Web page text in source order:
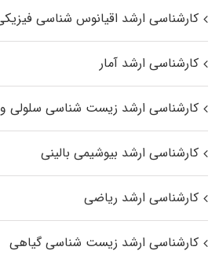
کارشناسی ارشد اقیانوس‌ شناسی
کارشناسی ارشد آمار
کارشناسی ارشد زیست شناسی سلولی و
کارشناسی ارشد بیوشیمی بالینی
کارشناسی ارشد ریاضی
کارشناسی ارشد زیست‌ شناسی گیاهی